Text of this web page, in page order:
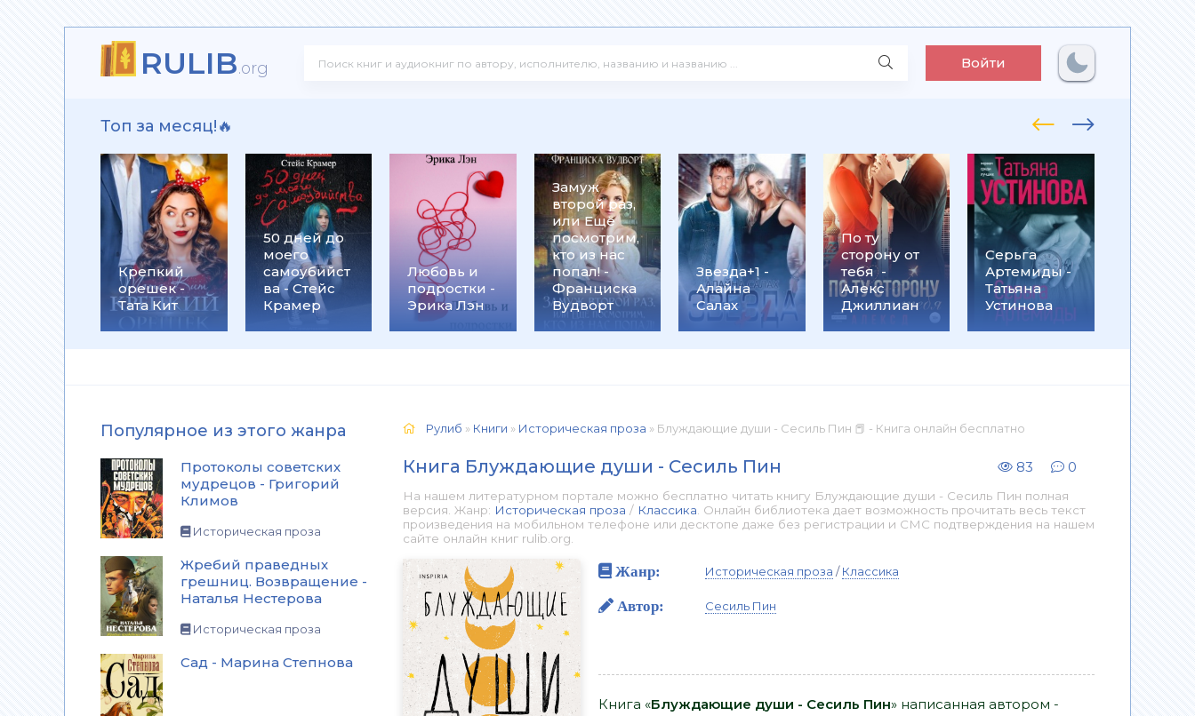
RULIB.org Войти
Топ за месяц!🔥
Крепкий
орешек -
Тата Кит
50 дней до
моего
самоубийст
ва - Стейс
Крамер
Любовь и
подростки -
Эрика Лэн
Замуж
второй раз,
или Ещё
посмотрим,
кто из нас
попал! -
Франциска
Вудворт
Звезда+1 -
Алайна
Салах
По ту
сторону от
тебя -
Алекс
Джиллиан
Серьга
Артемиды -
Татьяна
Устинова
на
- Ольга
Громыко
Популярное из этого жанра
Протоколы советских
мудрецов - Григорий
Климов
Историческая проза
Жребий праведных
грешниц. Возвращение -
Наталья Нестерова
Историческая проза
Сад - Марина Степнова
Рулиб » Книги » Историческая проза » Блуждающие души - Сесиль Пин 📕 - Книга онлайн бесплатно
Книга Блуждающие души - Сесиль Пин 83 0
На нашем литературном портале можно бесплатно читать книгу Блуждающие души - Сесиль Пин полная
версия. Жанр: Историческая проза / Классика . Онлайн библиотека дает возможность прочитать весь текст
произведения на мобильном телефоне или десктопе даже без регистрации и СМС подтверждения на нашем
сайте онлайн книг rulib.org.
Жанр: Историческая проза /Классика
Автор: Сесиль Пин
Книга «Блуждающие души - Сесиль Пин» написанная автором -
- Григорий Климов
Возвращение - Наталья Нестерова
история сестер, выросших с матерью-убийцей - Грегг Олсен